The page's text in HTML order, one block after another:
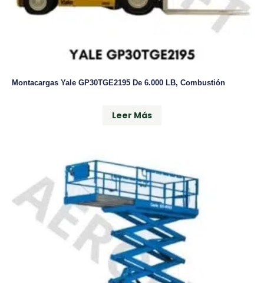
Montacargas Yale GP30TGE2195 De 6.000 LB, Combustión
Leer Más